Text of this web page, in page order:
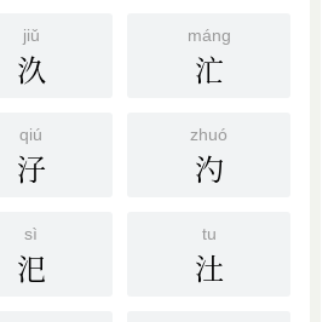
jiǔ
汣
máng
汒
qiú
汓
zhuó
汋
sì
汜
tu
汢